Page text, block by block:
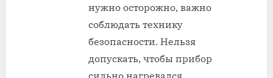
нужно осторожно, важно
соблюдать технику
безопасности. Нельзя
допускать, чтобы прибор
сильно нагревался.